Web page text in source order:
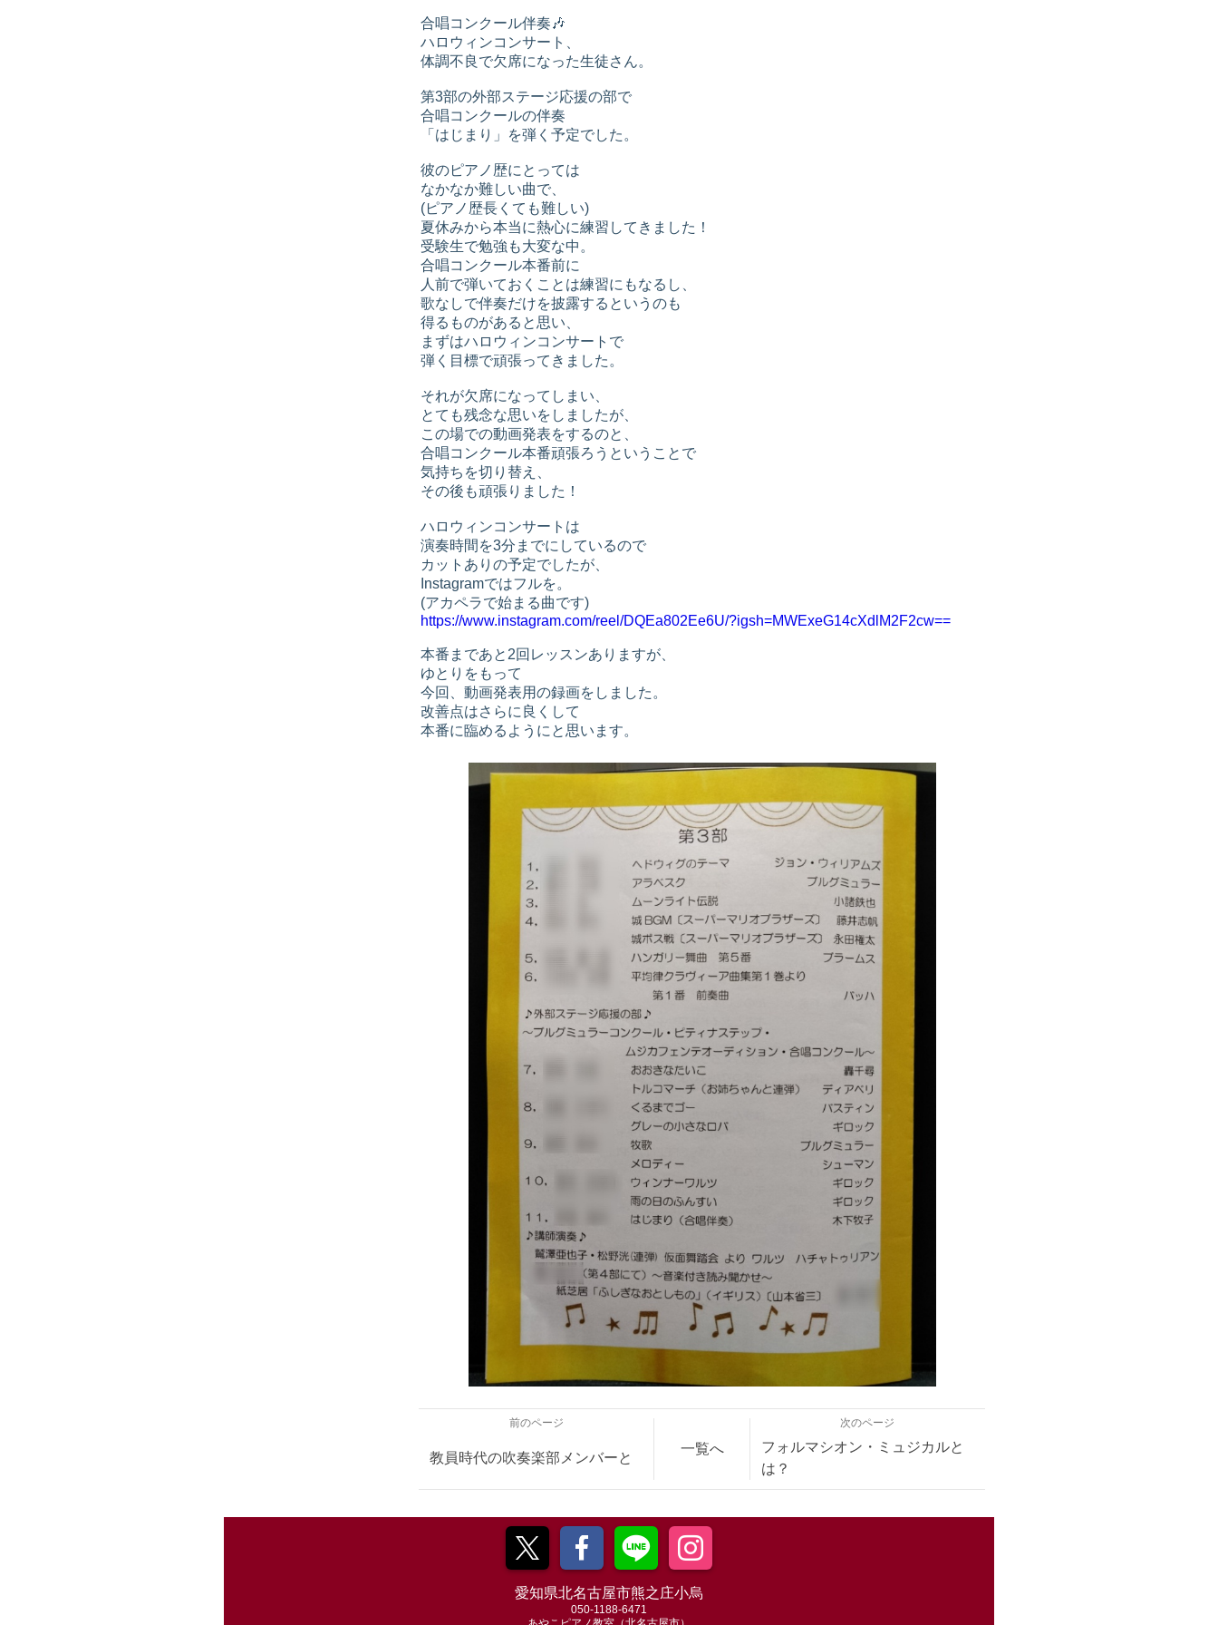
合唱コンクール伴奏🎶
ハロウィンコンサート、
体調不良で欠席になった生徒さん。
第3部の外部ステージ応援の部で
合唱コンクールの伴奏
「はじまり」を弾く予定でした。
彼のピアノ歴にとっては
なかなか難しい曲で、
(ピアノ歴長くても難しい)
夏休みから本当に熱心に練習してきました！
受験生で勉強も大変な中。
合唱コンクール本番前に
人前で弾いておくことは練習にもなるし、
歌なしで伴奏だけを披露するというのも
得るものがあると思い、
まずはハロウィンコンサートで
弾く目標で頑張ってきました。
それが欠席になってしまい、
とても残念な思いをしましたが、
この場での動画発表をするのと、
合唱コンクール本番頑張ろうということで
気持ちを切り替え、
その後も頑張りました！
ハロウィンコンサートは
演奏時間を3分までにしているので
カットありの予定でしたが、
Instagramではフルを。
(アカペラで始まる曲です)
https://www.instagram.com/reel/DQEa802Ee6U/?igsh=MWExeG14cXdlM2F2cw==
本番まであと2回レッスンありますが、
ゆとりをもって
今回、動画発表用の録画をしました。
改善点はさらに良くして
本番に臨めるようにと思います。
前のページ
教員時代の吹奏楽部メンバーと
一覧へ
次のページ
フォルマシオン・ミュジカルと
は？
愛知県北名古屋市熊之庄小烏
050-1188-6471